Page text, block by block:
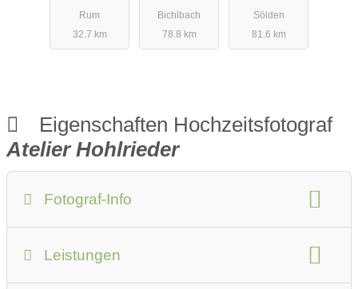
Rum
32.7 km
Bichlbach
78.8 km
Sölden
81.6 km
Eigenschaften Hochzeitsfotograf
Atelier Hohlrieder
Fotograf-Info
Leistungen